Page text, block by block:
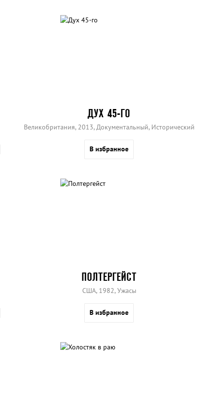
ДУХ 45-ГО
Великобритания, 2013, Документальный, Исторический
В избранное
ПОЛТЕРГЕЙСТ
США, 1982, Ужасы
В избранное